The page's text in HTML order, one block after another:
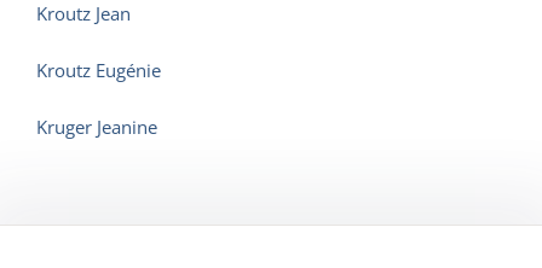
Kroutz Jean
Kroutz Eugénie
Kruger Jeanine